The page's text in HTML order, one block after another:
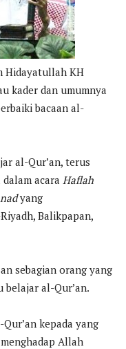
Hidayatullah KH
kader dan umumnya
bacaan al-
al-Qur’an, terus
acara Haflah
yang
Balikpapan,
sebagian orang yang
belajar al-Qur’an.
kepada yang
Allah